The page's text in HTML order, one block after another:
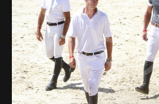
Deutsch